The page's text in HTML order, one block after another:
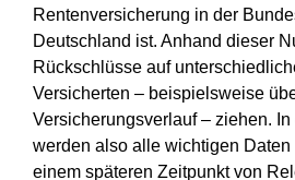
Rentenversicherung in der
Deutschland ist. Anhand dieser
Rückschlüsse auf
Versicherten – beispielsweise
Versicherungsverlauf – ziehen.
werden also alle wichtigen Daten
einem späteren Zeitpunkt von